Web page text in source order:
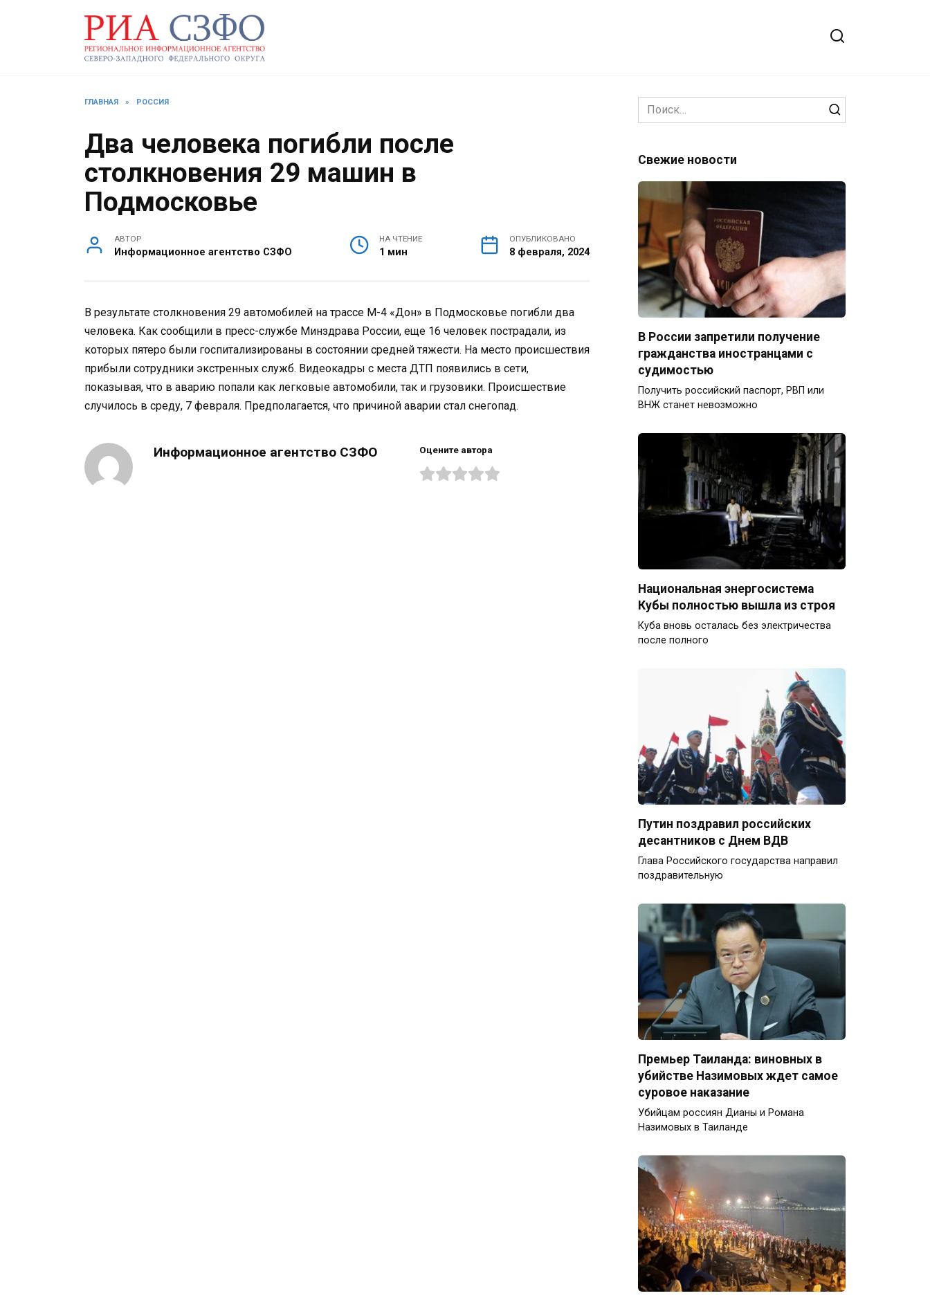
ГЛАВНАЯ » РОССИЯ
Два человека погибли после
столкновения 29 машин в
Подмосковье
АВТОР
Информационное агентство СЗФО
НА ЧТЕНИЕ
1 мин
ОПУБЛИКОВАНО
8 февраля, 2024
В результате столкновения 29 автомобилей на трассе М-4 «Дон» в Подмосковье погибли два
человека. Как сообщили в пресс-службе Минздрава России, еще 16 человек пострадали, из
которых пятеро были госпитализированы в состоянии средней тяжести. На место происшествия
прибыли сотрудники экстренных служб. Видеокадры с места ДТП появились в сети,
показывая, что в аварию попали как легковые автомобили, так и грузовики. Происшествие
случилось в среду, 7 февраля. Предполагается, что причиной аварии стал снегопад.
Информационное агентство СЗФО Оцените автора
Search
for:
Свежие новости
В России запретили получение
гражданства иностранцами с
судимостью
Получить российский паспорт, РВП или
ВНЖ станет невозможно
Национальная энергосистема
Кубы полностью вышла из строя
Куба вновь осталась без электричества
после полного
Путин поздравил российских
десантников с Днем ВДВ
Глава Российского государства направил
поздравительную
Премьер Таиланда: виновных в
убийстве Назимовых ждет самое
суровое наказание
Убийцам россиян Дианы и Романа
Назимовых в Таиланде